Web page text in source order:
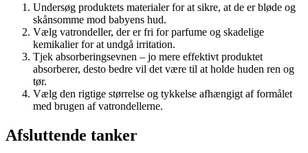
Undersøg produktets materialer for at sikre, at de er bløde og
skånsomme mod babyens hud.
Vælg vatrondeller, der er fri for parfume og skadelige
kemikalier for at undgå irritation.
Tjek absorberingsevnen – jo mere effektivt produktet
absorberer, desto bedre vil det være til at holde huden ren og
tør.
Vælg den rigtige størrelse og tykkelse afhængigt af formålet
med brugen af vatrondellerne.
Afsluttende tanker